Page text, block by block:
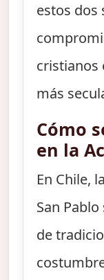
estos dos
cristianos
más
Cómo
en la
En Chile,
San
de